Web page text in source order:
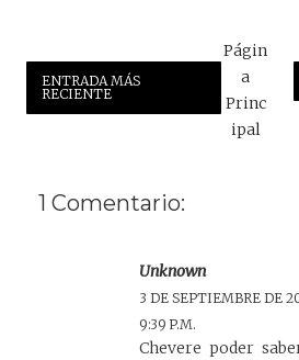
ENTRADA MÁS
RECIENTE
Págin
a
Princ
ipal
1 Comentario:
Unknown
3 DE SEPTIEMBRE DE
9:39 P.M.
Chevere poder